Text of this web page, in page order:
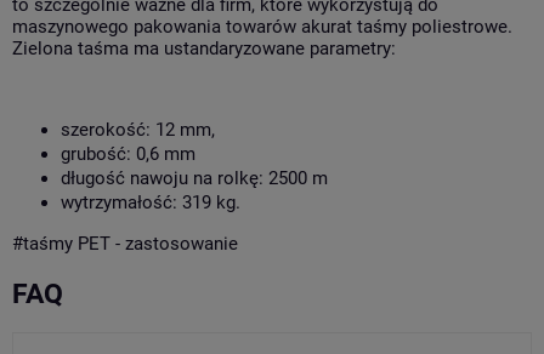
to szczególnie ważne dla firm, które wykorzystują do
maszynowego pakowania towarów akurat taśmy poliestrowe.
Zielona taśma ma ustandaryzowane parametry:
szerokość: 12 mm,
grubość: 0,6 mm
długość nawoju na rolkę: 2500 m
wytrzymałość: 319 kg.
#taśmy PET - zastosowanie
FAQ